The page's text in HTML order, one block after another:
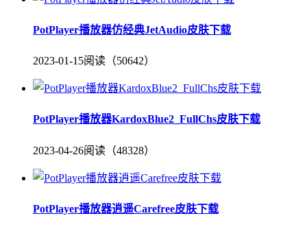
PotPlayer播放器仿经典JetAudio皮肤下载
2023-01-15阅读（50642）
PotPlayer播放器KardoxBlue2_FullChs皮肤下载
2023-04-26阅读（48328）
PotPlayer播放器逍遥Carefree皮肤下载